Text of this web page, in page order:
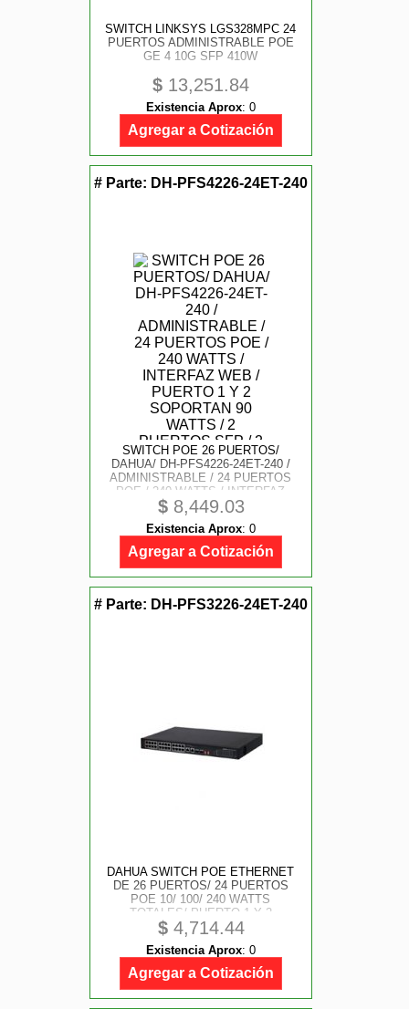
SWITCH LINKSYS LGS328MPC 24
PUERTOS ADMINISTRABLE POE
GE 4 10G SFP 410W
$ 13,251.84
Existencia Aprox: 0
Agregar a Cotización
# Parte: DH-PFS4226-24ET-240
SWITCH POE 26 PUERTOS/
DAHUA/ DH-PFS4226-24ET-240 /
ADMINISTRABLE / 24 PUERTOS
POE / 240 WATTS / INTERFAZ
WEB / PUERTO 1 Y 2 SOPORTAN
90 WATTS / 2 PUERTOS SFP / 2
PUERTOS UPLINK / POE
WATCHDOG
$8,449.03
Existencia Aprox: 0
Agregar a Cotización
# Parte: DH-PFS3226-24ET-240
DAHUA SWITCH POE ETHERNET
DE 26 PUERTOS/ 24 PUERTOS
POE 10/ 100/ 240 WATTS
TOTALES/ PUERTO 1 Y 2
SOPORTAN 60 WATTS HI-POE/ 2
PUERTOS SFP/ POE WATCHDOG/
SWITCHING 8.8 GBPS/ TASA DE
REENVIO DE PAQUETES
$4,714.44
Existencia Aprox: 0
Agregar a Cotización